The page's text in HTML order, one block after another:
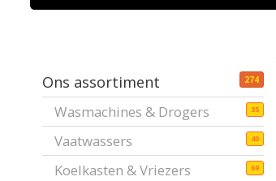
Ons assortiment 274
Wasmachines & Drogers 35
Vaatwassers 40
Koelkasten & Vriezers 69